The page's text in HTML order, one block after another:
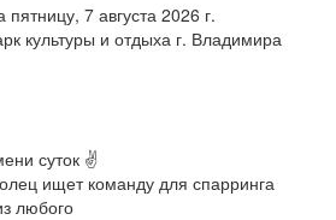
7 августа 2026 г.
культуры и отдыха г. Владимира
суток ✌
ищет команду для спарринга
любого